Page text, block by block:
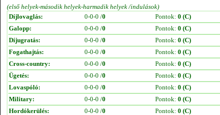
(első helyek-második helyek-harmadik helyek /indulások)
Díjlovaglás:
0-0-0 /0 Pontok: 0 (C)
Galopp:
0-0-0 /0 Pontok: 0 (C)
Díjugratás:
0-0-0 /0 Pontok: 0 (C)
Fogathajtás:
0-0-0 /0 Pontok: 0 (C)
Cross-country:
0-0-0 /0 Pontok: 0 (C)
Ügetés:
0-0-0 /0 Pontok: 0 (C)
Lovaspóló:
0-0-0 /0 Pontok: 0 (C)
Military:
0-0-0 /0 Pontok: 0 (C)
Hordókerülés:
0-0-0 /0 Pontok: 0 (C)